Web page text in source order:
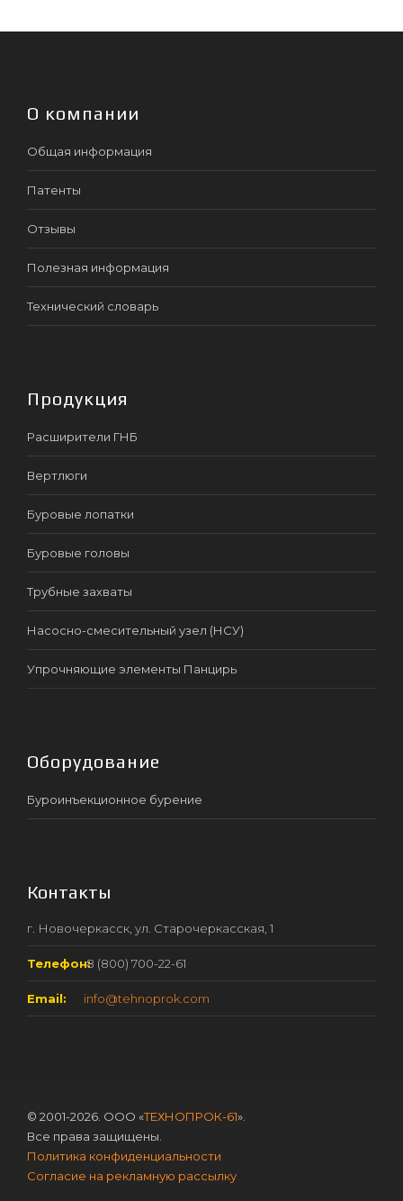
О компании
Общая информация
Патенты
Отзывы
Полезная информация
Технический словарь
Продукция
Расширители ГНБ
Вертлюги
Буровые лопатки
Буровые головы
Трубные захваты
Насосно-смесительный узел (НСУ)
Упрочняющие элементы Панцирь
Оборудование
Буроинъекционное бурение
Контакты
г. Новочеркасск, ул. Старочеркасская, 1
Телефон:8 (800) 700-22-61
Email: info@tehnoprok.com
© 2001-2026. ООО «ТЕХНОПРОК-61».
Все права защищены.
Политика конфиденциальности
Согласие на рекламную рассылку